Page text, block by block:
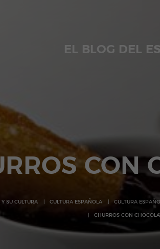
EL BLOG DEL
CON
SU CULTURA CULTURA ESPAÑOLA CULTURA
CHURROS CON